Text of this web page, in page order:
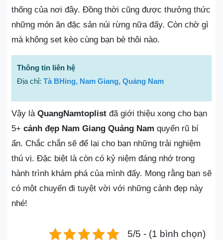
thống của nơi đây. Đồng thời cũng được thưởng thức
những món ăn đặc sản núi rừng nữa đấy. Còn chờ gì
mà không set kèo cùng bạn bè thôi nào.
Thông tin liên hệ
Địa chỉ: Tà BHing, Nam Giang, Quảng Nam
Vậy là QuangNamtoplist đã giới thiệu xong cho bạn
5+ cảnh đẹp Nam Giang Quảng Nam quyến rũ bí
ẩn. Chắc chắn sẽ để lại cho bạn những trải nghiệm
thú vị. Đặc biệt là còn có kỷ niệm đáng nhớ trong
hành trình khám phá của mình đấy. Mong rằng bạn sẽ
có một chuyến đi tuyệt vời với những cảnh đẹp này
nhé!
5/5 - (1 bình chọn)